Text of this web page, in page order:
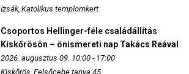
Izsák, Katolikus templomkert
Csoportos Hellinger-féle családállítás
Kiskőrösön – önismereti nap Takács Reával
2026. augusztus 09. 10:00 - 17:00
Kiskőrös, Felsőcebe tanya 45.